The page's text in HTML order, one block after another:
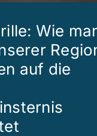
Wie
auf die